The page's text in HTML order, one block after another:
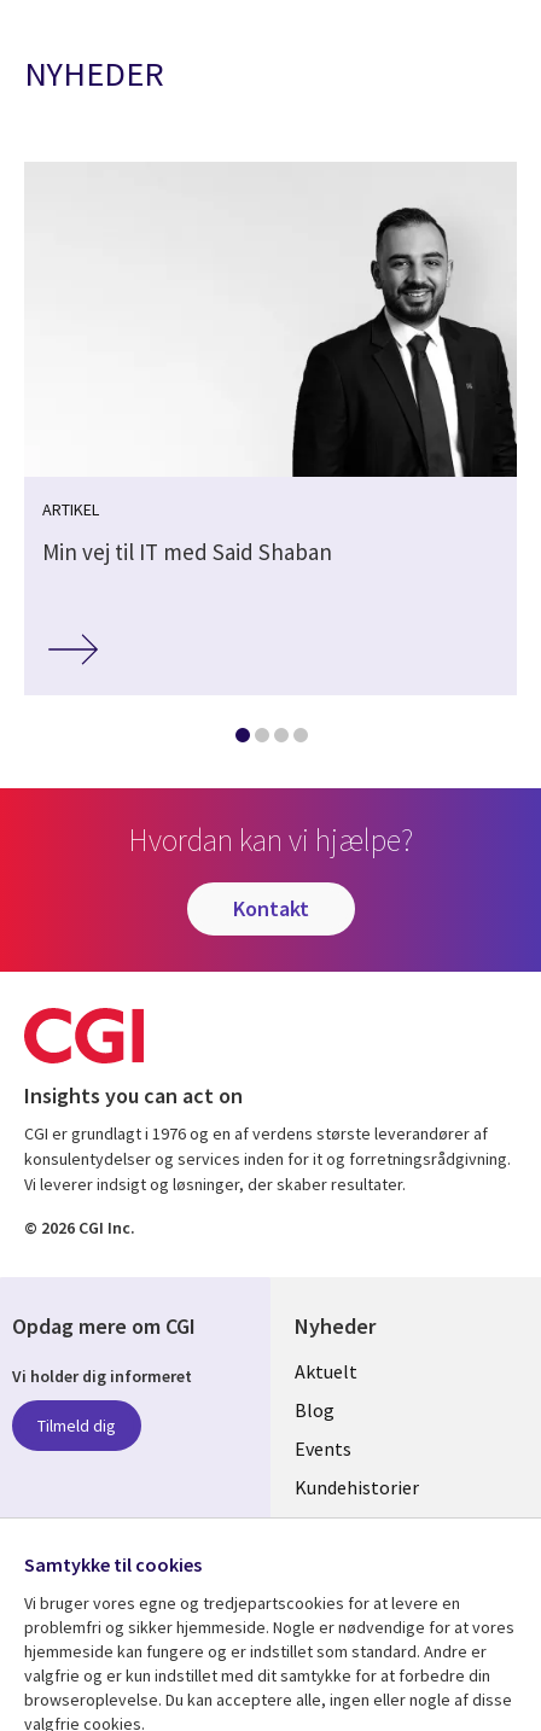
NYHEDER
ARTIKEL
Min vej til IT med Said Shaban
Hvordan kan vi hjælpe?
kontakt
Insights you can act on
CGI er grundlagt i 1976 og en af verdens største leverandører af
konsulentydelser og services inden for it og forretningsrådgivning.
Vi leverer indsigt og løsninger, der skaber resultater.
© 2026 CGI Inc.
Nyheder
Useful
links
DENMARK
Aktuelt
Blog
Events
Kundehistorier
Videoer
Se mere Support
Opdag mere om CGI
Vi holder dig informeret
Tilmeld dig
Media
DENMARK
Samtykke til cookies
Vi bruger vores egne og tredjepartscookies for at levere en
problemfri og sikker hjemmeside. Nogle er nødvendige for at vores
hjemmeside kan fungere og er indstillet som standard. Andre er
valgfrie og er kun indstillet med dit samtykke for at forbedre din
browseroplevelse. Du kan acceptere alle, ingen eller nogle af disse
valgfrie cookies.